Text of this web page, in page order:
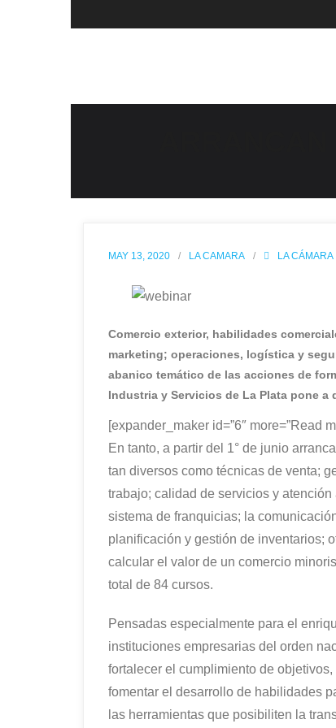
to
MAY 13, 2020 LA CAMARA LA CÁMARA
Comercio exterior, habilidades
marketing; operaciones, logística y
abanico temático de las acciones de
Industria y Servicios de La Plata pone
[expander_maker id=”6″ more=”Read
En tanto, a partir del 1° de junio
tan diversos como técnicas de venta;
trabajo; calidad de servicios y
sistema de franquicias; la
planificación y gestión de inventarios;
calcular el valor de un comercio
total de 84 cursos.
Pensadas especialmente para el
instituciones empresarias del orden
fortalecer el cumplimiento de
fomentar el desarrollo de habilidades
las herramientas que posibiliten la